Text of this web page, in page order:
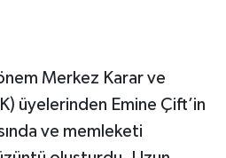
Merkez Karar ve
üyelerinden Emine Çift’in
ve memleketi